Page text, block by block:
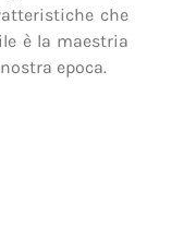
che
è la maestria
epoca.